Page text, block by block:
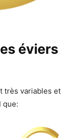
éviers
très variables et
que: